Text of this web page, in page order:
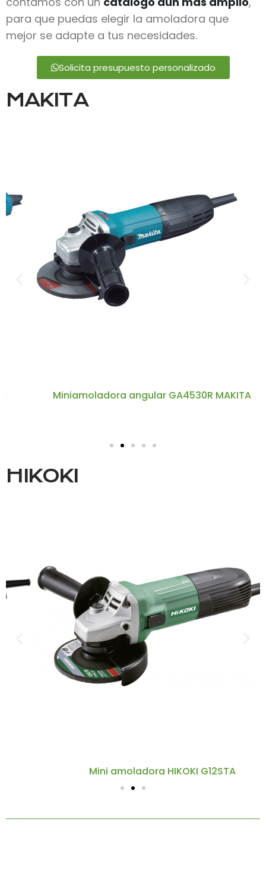
para que puedas elegir la amoladora que
mejor se adapte a tus necesidades.
Solicita presupuesto personalizado
MAKITA
Miniamoladora angular GA4530R MAKITA
HIKOKI
Mini amoladora HIKOKI G12STA